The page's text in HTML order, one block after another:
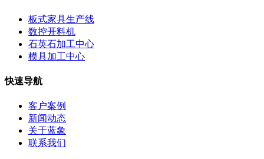
板式家具生产线
数控开料机
石英石加工中心
模具加工中心
快速导航
客户案例
新闻动态
关于蓝象
联系我们